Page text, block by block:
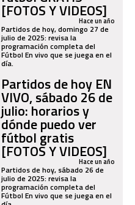
[FOTOS Y VIDEOS]
Hace un año
Partidos de hoy, domingo 27 de
julio de 2025: revisa la
programación completa del
Fútbol En vivo que se juega en el
día.
Partidos de hoy EN
VIVO, sábado 26 de
julio: horarios y
dónde puedo ver
fútbol gratis
[FOTOS Y VIDEOS]
Hace un año
Partidos de hoy, sábado 26 de
julio de 2025: revisa la
programación completa del
Fútbol En vivo que se juega en el